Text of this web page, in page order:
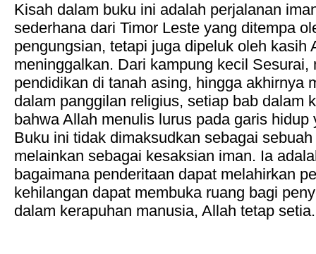
Kisah dalam buku ini adalah perjalanan
sederhana dari Timor Leste yang ditempa
pengungsian, tetapi juga dipeluk oleh kasih
meninggalkan. Dari kampung kecil Sesurai,
pendidikan di tanah asing, hingga akhirnya
dalam panggilan religius, setiap bab dalam
bahwa Allah menulis lurus pada garis hidup
Buku ini tidak dimaksudkan sebagai
melainkan sebagai kesaksian iman. Ia
bagaimana penderitaan dapat melahirkan
kehilangan dapat membuka ruang bagi
dalam kerapuhan manusia, Allah tetap setia.